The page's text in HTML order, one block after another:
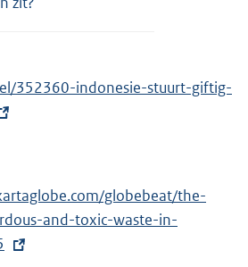
352360-indonesie-stuurt-giftig-
globebeat/the-
and-toxic-waste-in-